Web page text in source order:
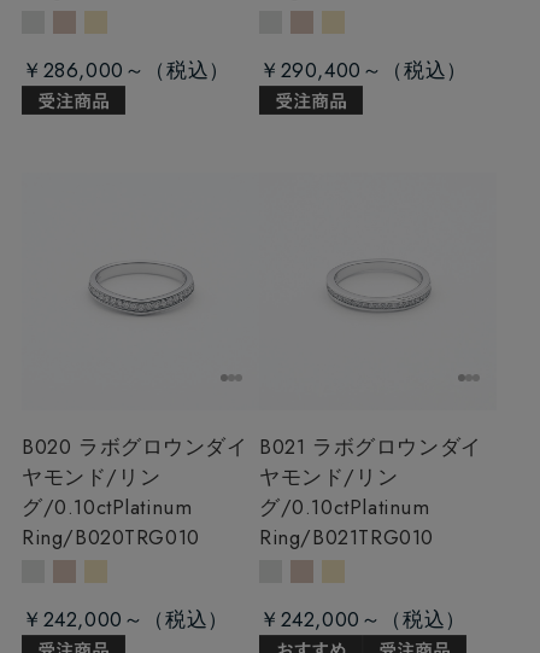
￥286,000～ ￥290,400～
B020 ラボグロウンダイ
ヤモンド/リン
グ/0.10ctPlatinum
Ring/B020TRG010
￥242,000～
B021 ラボグロウンダイ
ヤモンド/リン
グ/0.10ctPlatinum
Ring/B021TRG010
￥242,000～